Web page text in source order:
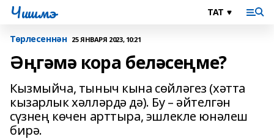
Чишмэ
Төрлесеннән 25 ЯНВАРЯ 2023, 10:21
Әңгәмә кора беләсеңме?
Кызмыйча, тыныч кына сөйләгез (хәтта
кызарлык хәлләрдә дә). Бу – әйтелгән
сүзнең көчен арттыра, эшлекле юнәлеш
бирә.